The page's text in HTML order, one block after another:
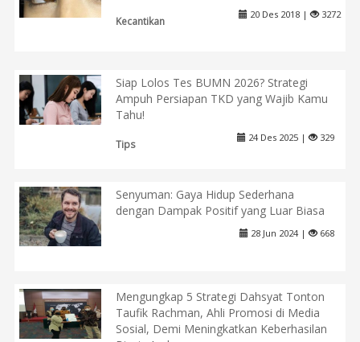
Kecantikan
20 Des 2018 | 3272
Siap Lolos Tes BUMN 2026? Strategi
Ampuh Persiapan TKD yang Wajib Kamu
Tahu!
Tips
24 Des 2025 | 329
Senyuman: Gaya Hidup Sederhana
dengan Dampak Positif yang Luar Biasa
28 Jun 2024 | 668
Mengungkap 5 Strategi Dahsyat Tonton
Taufik Rachman, Ahli Promosi di Media
Sosial, Demi Meningkatkan Keberhasilan